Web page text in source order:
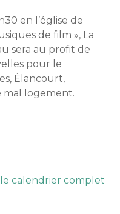
en l’église de
de film », La
sera au profit de
pour le
Élancourt,
mal logement.
calendrier complet